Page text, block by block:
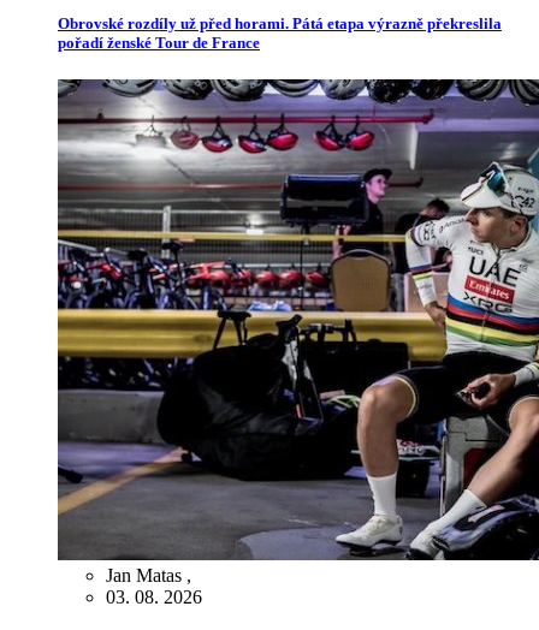
Obrovské rozdíly už před horami. Pátá etapa výrazně překreslila
pořadí ženské Tour de France
Jan Matas ,
03. 08. 2026